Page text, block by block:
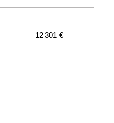
12 301 €